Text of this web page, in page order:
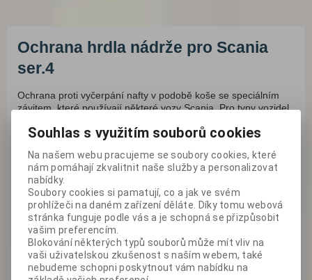
Ochrana hrdla nádrže pro Scania
ser.4
Ochrana proti vyčerpání nafty v podobě koše se speciálním
závitem, které používají některé vozy Scania. Pro typy vozidel
Souhlas s využitím souborů cookies
Na našem webu pracujeme se soubory cookies, které
nám pomáhají zkvalitnit naše služby a personalizovat
nabídky.
Soubory cookies si pamatují, co a jak ve svém
prohlížeči na daném zařízení děláte. Díky tomu webová
stránka funguje podle vás a je schopná se přizpůsobit
vašim preferencím.
Blokování některých typů souborů může mít vliv na
vaši uživatelskou zkušenost s naším webem, také
nebudeme schopni poskytnout vám nabídku na